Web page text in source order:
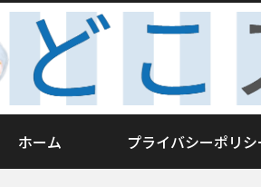
ホーム プライバシーポリシ